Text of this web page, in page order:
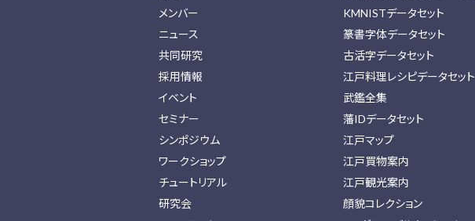
メンバー
ニュース
共同研究
採用情報
イベント
セミナー
シンポジウム
ワークショップ
チュートリアル
研究会
KMNISTデータセット
篆書字体データセット
古活字データセット
江戸料理レシピデータセット
武鑑全集
藩IDデータセット
江戸マップ
江戸買物案内
江戸観光案内
顔貌コレクション